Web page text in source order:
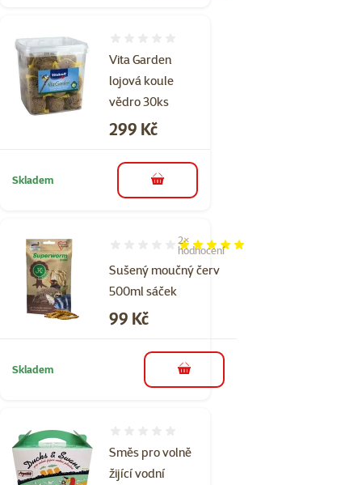
Vita Garden
lojová koule
vědro 30ks
Cena
299 Kč
Skladem do košíku
Sušený moučný červ
500ml sáček
Hodnocení 100%, počet hodnocení: 2
2×
hodnocení
Cena
99 Kč
Skladem do košíku
Směs pro volně
žijící vodní